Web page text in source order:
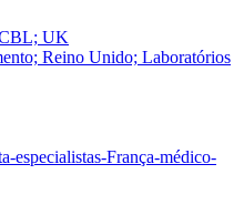
UK
Reino Unido; Laboratórios
especialistas-França-médico-